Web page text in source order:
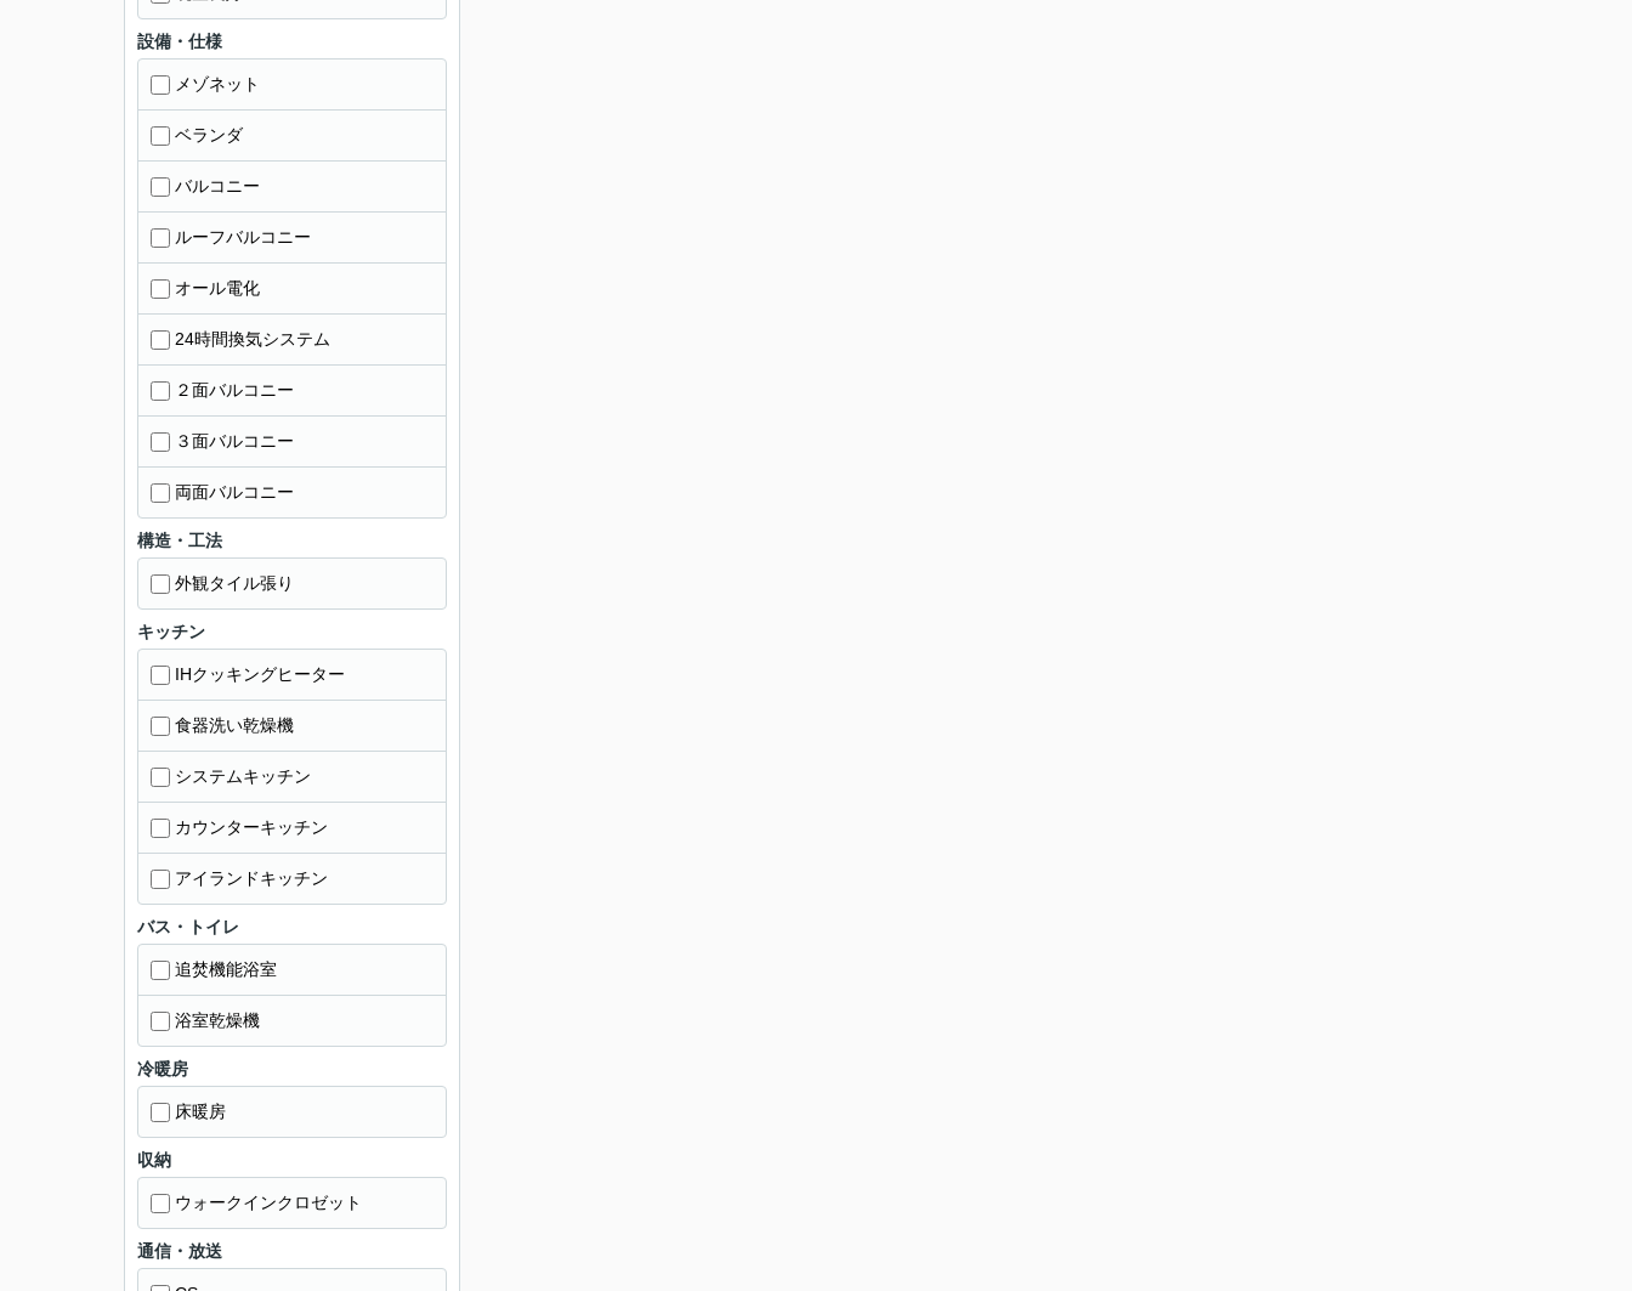
設備・仕様
メゾネット
ベランダ
バルコニー
ルーフバルコニー
オール電化
24時間換気システム
２面バルコニー
３面バルコニー
両面バルコニー
構造・工法
外観タイル張り
キッチン
IHクッキングヒーター
食器洗い乾燥機
システムキッチン
カウンターキッチン
アイランドキッチン
バス・トイレ
追焚機能浴室
浴室乾燥機
冷暖房
床暖房
収納
ウォークインクロゼット
通信・放送